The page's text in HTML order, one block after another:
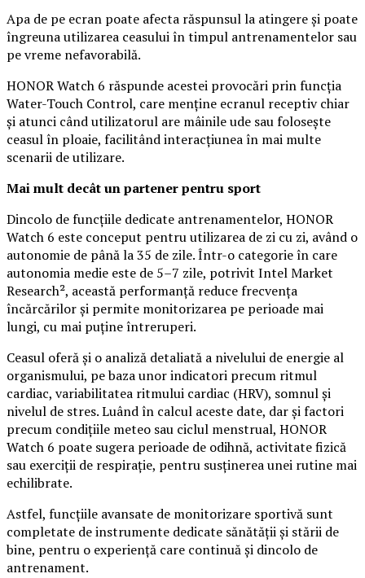
Apa de pe ecran poate afecta răspunsul la atingere și poate
îngreuna utilizarea ceasului în timpul antrenamentelor sau
pe vreme nefavorabilă.
HONOR Watch 6 răspunde acestei provocări prin funcția
Water-Touch Control, care menține ecranul receptiv chiar
și atunci când utilizatorul are mâinile ude sau folosește
ceasul în ploaie, facilitând interacțiunea în mai multe
scenarii de utilizare.
Mai mult decât un partener pentru sport
Dincolo de funcțiile dedicate antrenamentelor, HONOR
Watch 6 este conceput pentru utilizarea de zi cu zi, având o
autonomie de până la 35 de zile. Într-o categorie în care
autonomia medie este de 5–7 zile, potrivit Intel Market
Research², această performanță reduce frecvența
încărcărilor și permite monitorizarea pe perioade mai
lungi, cu mai puține întreruperi.
Ceasul oferă și o analiză detaliată a nivelului de energie al
organismului, pe baza unor indicatori precum ritmul
cardiac, variabilitatea ritmului cardiac (HRV), somnul și
nivelul de stres. Luând în calcul aceste date, dar și factori
precum condițiile meteo sau ciclul menstrual, HONOR
Watch 6 poate sugera perioade de odihnă, activitate fizică
sau exerciții de respirație, pentru susținerea unei rutine mai
echilibrate.
Astfel, funcțiile avansate de monitorizare sportivă sunt
completate de instrumente dedicate sănătății și stării de
bine, pentru o experiență care continuă și dincolo de
antrenament.